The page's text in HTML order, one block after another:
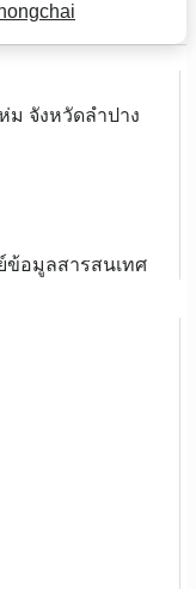
ม จังหวัดลำปาง
ข้อมูลสารสนเทศ